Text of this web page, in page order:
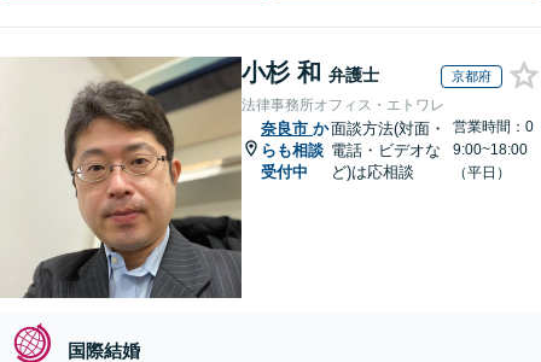
小杉 和 弁護士 京都府
法律事務所オフィス・エトワレ
奈良市 か
らも相談
受付中
面談方法(対面・
電話・ビデオな
ど)は応相談
営業時間：0
9:00~18:00
（平日）
国際結婚